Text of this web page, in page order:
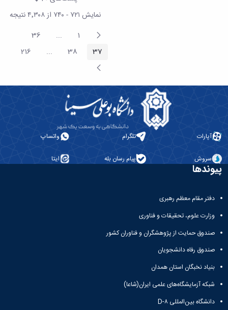
نمایش ۷۲۱ - ۷۴۰ از ۴٬۳۰۸ نتیجه
پیغام
قبلی صفحه1
...
Pagesصفحه36
صفحه37 صفحه38
...
Pagesصفحه216
صفحه
بعد
آپارات تلگرام واتساپ
سروش پیام رسان بله ایتا
پیوندها
دفتر مقام معظم رهبری
وزارت علوم، تحقیقات و فناوری
صندوق حمایت از پژوهشگران و فناوران کشور
صندوق رفاه دانشجویان
بنیاد نخبگان استان همدان
شبکه آزمایشگاه‌های علمی ایران(شاعا)
دانشگاه بین‌المللی D-۸